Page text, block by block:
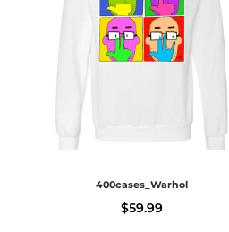
400cases_Warhol
$59.99